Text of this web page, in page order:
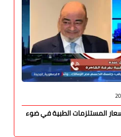
المستلزمات الطبية في ضوء